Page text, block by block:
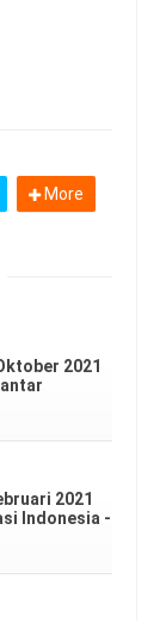
More
2021
2021
Indonesia -